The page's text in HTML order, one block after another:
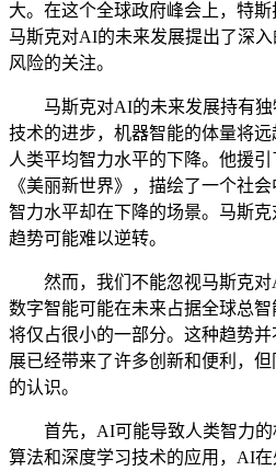
大。在这个全球政府峰会上，特斯
马斯克对AI的未来发展提出了深
风险的关注。
马斯克对AI的未来发展持有独
技术的进步，机器智能的体量将
人类平均智力水平的下降。他援
《美丽新世界》，描绘了一个社
智力水平却在下降的场景。马斯
趋势可能难以逆转。
然而，我们不能忽视马斯克对
数字智能可能在未来占据全球总
将仅占很小的一部分。这种趋势
展已经带来了许多创新和便利，
的认识。
首先，AI可能导致人类智力的
算法和深度学习技术的应用，AI